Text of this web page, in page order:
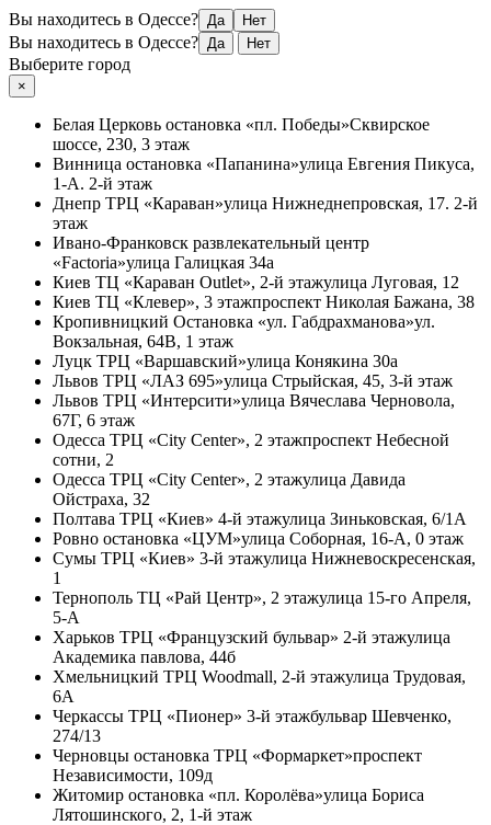
Вы находитесь в Одессе? Да Нет
Вы находитесь в Одессе? Да Нет
Выберите город
×
Белая Церковь остановка «пл. Победы»Сквирское
шоссе, 230, 3 этаж
Винница остановка «Папанина»улица Евгения Пикуса,
1-А. 2-й этаж
Днепр ТРЦ «Караван»улица Нижнеднепровская, 17. 2-й
этаж
Ивано-Франковск развлекательный центр
«Factoria»улица Галицкая 34а
Киев ТЦ «Караван Outlet», 2-й этажулица Луговая, 12
Киев ТЦ «Клевер», 3 этажпроспект Николая Бажана, 38
Кропивницкий Остановка «ул. Габдрахманова»ул.
Вокзальная, 64В, 1 этаж
Луцк ТРЦ «Варшавский»улица Конякина 30а
Львов ТРЦ «ЛАЗ 695»улица Стрыйская, 45, 3-й этаж
Львов ТРЦ «Интерсити»улица Вячеслава Черновола,
67Г, 6 этаж
Одесса ТРЦ «City Center», 2 этажпроспект Небесной
сотни, 2
Одесса ТРЦ «City Center», 2 этажулица Давида
Ойстраха, 32
Полтава ТРЦ «Киев» 4-й этажулица Зиньковская, 6/1А
Ровно остановка «ЦУМ»улица Соборная, 16-А, 0 этаж
Сумы ТРЦ «Киев» 3-й этажулица Нижневоскресенская,
1
Тернополь ТЦ «Рай Центр», 2 этажулица 15-го Апреля,
5-А
Харьков ТРЦ «Французский бульвар» 2-й этажулица
Академика павлова, 44б
Хмельницкий ТРЦ Woodmall, 2-й этажулица Трудовая,
6А
Черкассы ТРЦ «Пионер» 3-й этажбульвар Шевченко,
274/13
Черновцы остановка ТРЦ «Формаркет»проспект
Независимости, 109д
Житомир остановка «пл. Королёва»улица Бориса
Лятошинского, 2, 1-й этаж